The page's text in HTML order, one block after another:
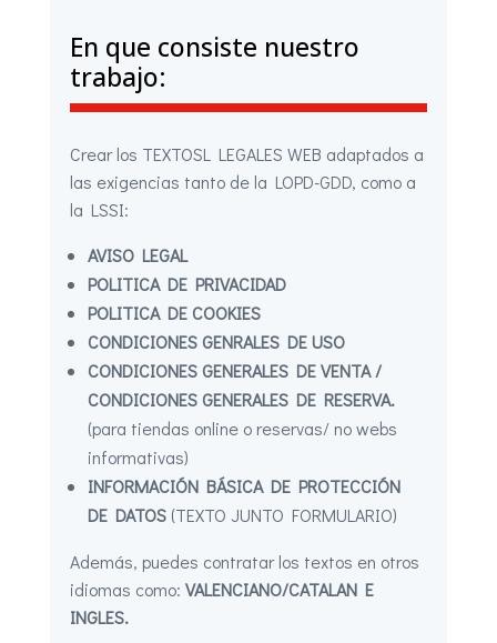
En que consiste nuestro
trabajo:
Crear los TEXTOSL LEGALES WEB adaptados a
las exigencias tanto de la LOPD-GDD, como a
la LSSI:
AVISO LEGAL
POLITICA DE PRIVACIDAD
POLITICA DE COOKIES
CONDICIONES GENRALES DE USO
CONDICIONES GENERALES DE VENTA /
CONDICIONES GENERALES DE RESERVA.
(para tiendas online o reservas/ no webs
informativas)
INFORMACIÓN BÁSICA DE PROTECCIÓN
DE DATOS(TEXTO JUNTO FORMULARIO)
Además, puedes contratar los textos en otros
idiomas como: VALENCIANO/CATALAN E
INGLES.